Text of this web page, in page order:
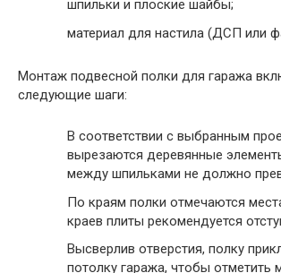
шпильки и плоские шайбы;
материал для настила (ДСП или
Монтаж подвесной полки для гаража
следующие шаги:
В соответствии с выбранным
вырезаются деревянные
между шпильками не должно
По краям полки отмечаются
краев плиты рекомендуется
Высверлив отверстия, полку
потолку гаража, чтобы отметить